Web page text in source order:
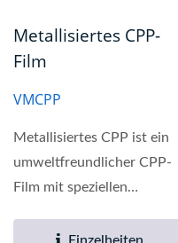
Metallisiertes CPP-
Film
VMCPP
Metallisiertes CPP ist ein
umweltfreundlicher CPP-
Film mit speziellen